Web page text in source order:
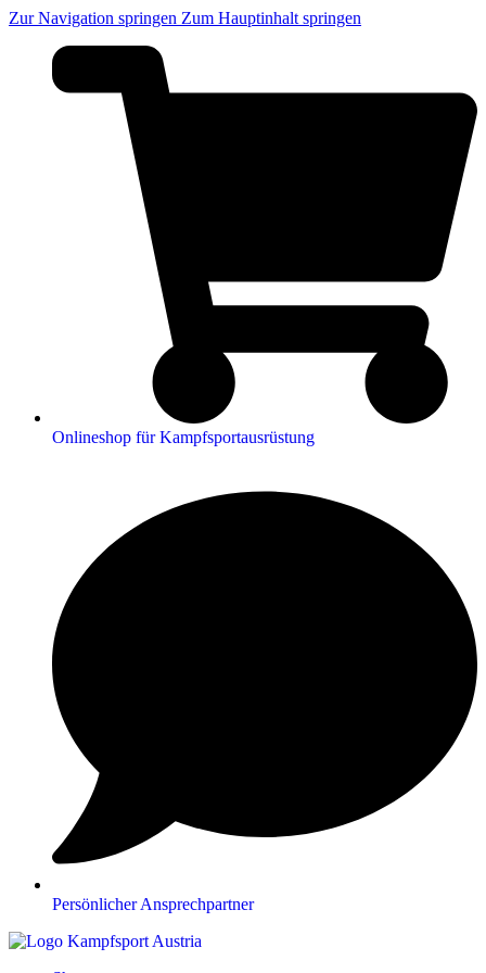
Zur Navigation springen Zum Hauptinhalt springen
Onlineshop für Kampfsportausrüstung
Persönlicher Ansprechpartner